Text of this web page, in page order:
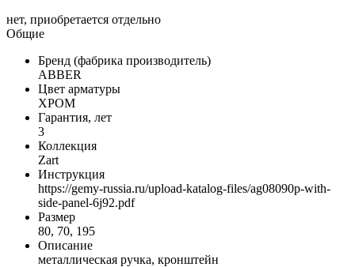
нет, приобретается отдельно
Общие
Бренд (фабрика производитель)
ABBER
Цвет арматуры
ХРОМ
Гарантия, лет
3
Коллекция
Zart
Инструкция
https://gemy-russia.ru/upload-katalog-files/ag08090p-with-
side-panel-6j92.pdf
Размер
80, 70, 195
Описание
металлическая ручка, кронштейн